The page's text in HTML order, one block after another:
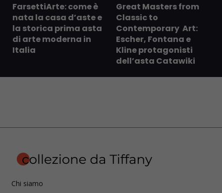
FarsettiArte: come è
nata la casa d’aste e
la storica prima asta
di arte moderna in
Italia
Great Masters from
Classic to
Contemporary Art:
Escher, Fontana e
Kline protagonisti
dell’asta Catawiki
Chi siamo